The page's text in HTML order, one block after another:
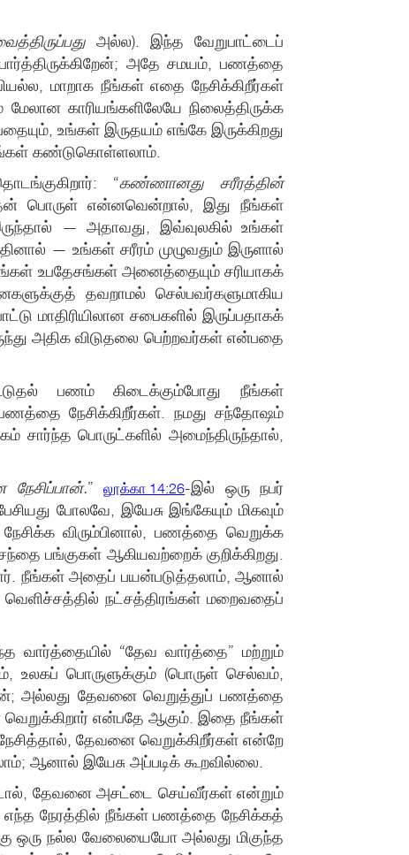
அல்ல). இந்த வேறுபாட்டைப்
அதே சமயம், பணத்தை
மாறாக நீங்கள் எதை நேசிக்கிறீர்கள்
காரியங்களிலேயே நிலைத்திருக்க
உங்கள் இருதயம் எங்கே இருக்கிறது
கண்டுகொள்ளலாம்.
“கண்ணானது சரீரத்தின்
பொருள் என்னவென்றால், இது நீங்கள்
— அதாவது, இவ்வுலகில் உங்கள்
— உங்கள் சரீரம் முழுவதும் இருளால்
உபதேசங்கள் அனைத்தையும் சரியாகக்
தவறாமல் செல்பவர்களுமாகிய
மாதிரியிலான சபைகளில் இருப்பதாகக்
அதிக விடுதலை பெற்றவர்கள் என்பதை
பணம் கிடைக்கும்போது நீங்கள்
நேசிக்கிறீர்கள். நமது சந்தோஷம்
சார்ந்த பொருட்களில் அமைந்திருந்தால்,
”லூக்கா 14:26-இல் ஒரு நபர்
போலவே, இயேசு இங்கேயும் மிகவும்
நேசிக்க விரும்பினால், பணத்தை வெறுக்க
பங்குகள் ஆகியவற்றைக் குறிக்கிறது.
நீங்கள் அதைப் பயன்படுத்தலாம், ஆனால்
நட்சத்திரங்கள் மறைவதைப்
வார்த்தையில் “தேவ வார்த்தை” மற்றும்
உலகப் பொருளுக்கும் (பொருள் செல்வம்,
அல்லது தேவனை வெறுத்துப் பணத்தை
வெறுக்கிறார் என்பதே ஆகும். இதை நீங்கள்
தேவனை வெறுக்கிறீர்கள் என்றே
ஆனால் இயேசு அப்படிக் கூறவில்லை.
தேவனை அசட்டை செய்வீர்கள் என்றும்
எந்த நேரத்தில் நீங்கள் பணத்தை நேசிக்கத்
ஒரு நல்ல வேலையையோ அல்லது மிகுந்த